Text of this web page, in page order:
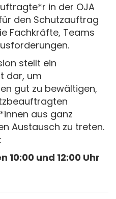
in der OJA
den Schutzauftrag
Fachkräfte, Teams
stellt ein
dar, um
gut zu bewältigen,
aus ganz
Austausch zu treten.
10:00 und 12:00 Uhr